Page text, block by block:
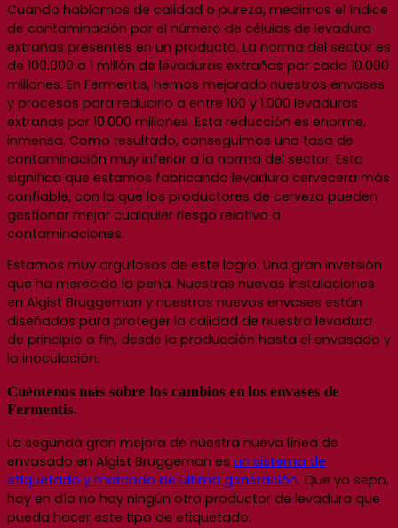
Cuando hablamos de calidad o pureza, medimos el índice
de contaminación por el número de células de levadura
extrañas presentes en un producto. La norma del sector es
de 100.000 a 1 millón de levaduras extrañas por cada 10.000
millones. En Fermentis, hemos mejorado nuestros envases
y procesos para reducirlo a entre 100 y 1.000 levaduras
extrañas por 10.000 millones. Esta reducción es enorme,
inmensa. Como resultado, conseguimos una tasa de
contaminación muy inferior a la norma del sector. Esto
significa que estamos fabricando levadura cervecera más
confiable, con la que los productores de cerveza pueden
gestionar mejor cualquier riesgo relativo a
contaminaciones.
Estamos muy orgullosos de este logro. Una gran inversión
que ha merecido la pena. Nuestras nuevas instalaciones
en Algist Bruggeman y nuestros nuevos envases están
diseñados para proteger la calidad de nuestra levadura
de principio a fin, desde la producción hasta el envasado y
la inoculación.
Cuéntenos más sobre los cambios en los envases de
Fermentis.
La segunda gran mejora de nuestra nueva línea de
envasado en Algist Bruggeman es un sistema de
etiquetado y marcado de última generación. Que yo sepa,
hoy en día no hay ningún otro productor de levadura que
pueda hacer este tipo de etiquetado.